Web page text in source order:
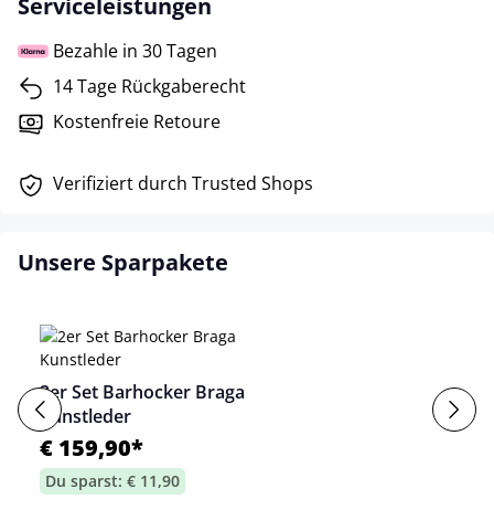
Bezahle in 30 Tagen
14 Tage Rückgaberecht
Kostenfreie Retoure
Verifiziert durch Trusted Shops
Unsere Sparpakete
2er Set Barhocker Braga
Kunstleder
€ 159,90*
Du sparst: € 11,90